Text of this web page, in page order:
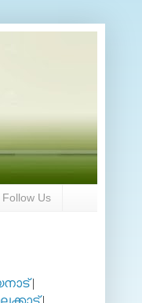
Follow Us
|
|